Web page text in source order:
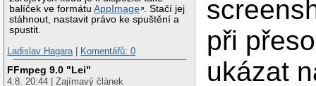
balíček ve formátuAppImage . Stačí jej
stáhnout, nastavit právo ke spuštění a
spustit.
Ladislav Hagara| Komentářů: 0
FFmpeg 9.0 "Lei"
4.8. 20:44 | Zajímavý článek
při
ukázat